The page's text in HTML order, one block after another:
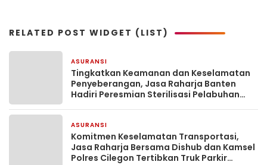
RELATED POST WIDGET (LIST)
ASURANSI
Tingkatkan Keamanan dan Keselamatan
Penyeberangan, Jasa Raharja Banten
Hadiri Peresmian Sterilisasi Pelabuhan
ASURANSI
Komitmen Keselamatan Transportasi,
Jasa Raharja Bersama Dishub dan Kamsel
Polres Cilegon Tertibkan Truk Parkir